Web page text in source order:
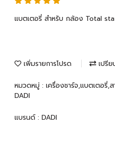
แบตเตอรี่ สำหรับ กล้อง Total
เพิ่มรายการโปรด เปรี
หมวดหมู่ : เครื่องชาร์จ,แบตเตอรี่,
DADI
แบรนด์ : DADI